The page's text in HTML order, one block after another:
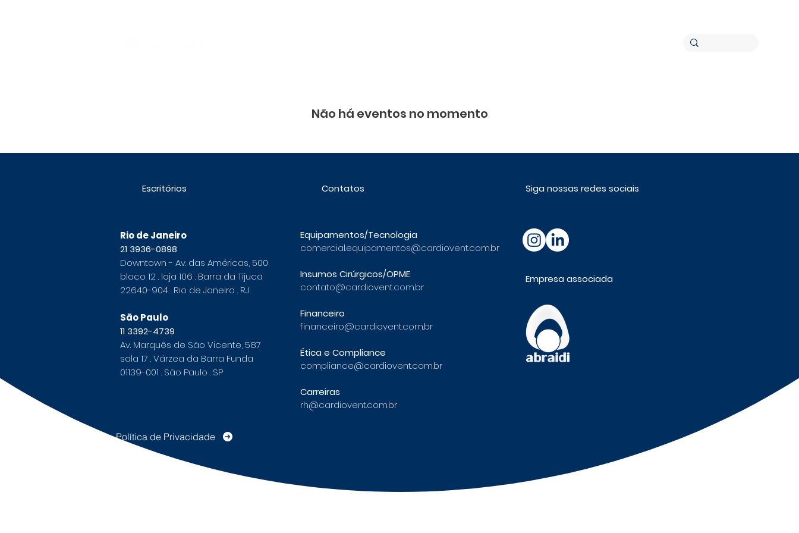
Não há eventos no momento
Escritórios
Rio de Janeiro
21 3936-0898
Downtown - Av. das Américas, 500
bloco 12 . loja 106 . Barra da Tijuca
22640-904 . Rio de Janeiro . RJ
São Paulo
11 3392-4739
Av. Marquês de São Vicente, 587
sala 17 . Várzea da Barra Funda
01139-001 . São Paulo . SP
Contatos
Equipamentos/Tecnologia
comercial.equipamentos@cardiovent.com.br
Insumos Cirúrgicos/OPME
contato@cardiovent.com.br
Financeiro
financeiro@cardiovent.com.br
Ética e Compliance
compliance@cardiovent.com.br
Carreiras
rh@cardiovent.com.br
Siga nossas redes sociais
Empresa associada
Política de Privacidade